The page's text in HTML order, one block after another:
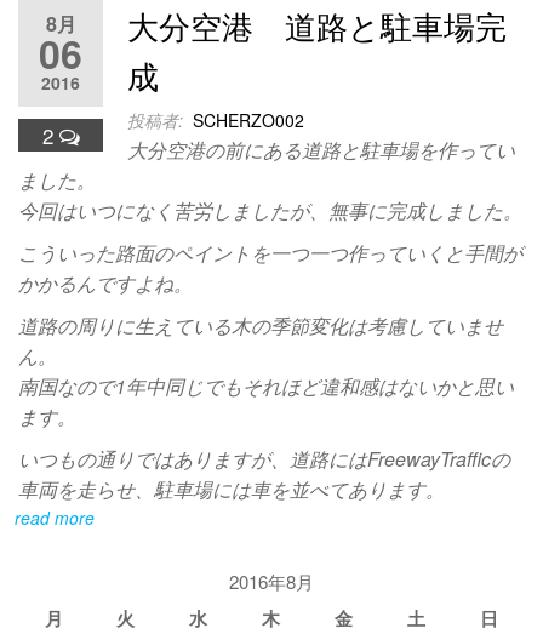
8月
06
2016
2
大分空港 道路と駐車場完
成
投稿者: SCHERZO002
大分空港の前にある道路と駐車場を作ってい
ました。
今回はいつになく苦労しましたが、無事に完成しました。
こういった路面のペイントを一つ一つ作っていくと手間が
かかるんですよね。
道路の周りに生えている木の季節変化は考慮していませ
ん。
南国なので1年中同じでもそれほど違和感はないかと思い
ます。
いつもの通りではありますが、道路にはFreewayTrafficの
車両を走らせ、駐車場には車を並べてあります。
read more
2016年8月
月 火 水 木 金 土 日